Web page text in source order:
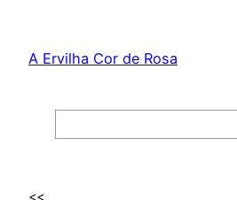
content
A Ervilha Cor de Rosa
<<